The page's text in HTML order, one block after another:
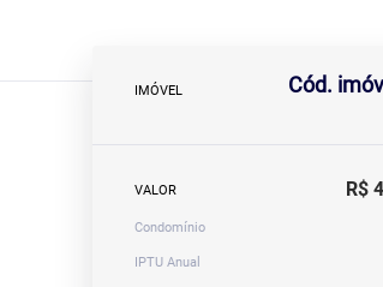
IMÓVEL Cód.
VALOR R$
Condomínio
IPTU Anual